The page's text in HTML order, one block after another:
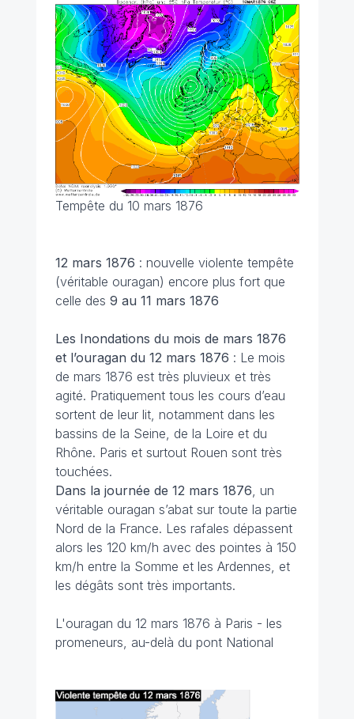
Tempête du 10 mars 1876
12 mars 1876 : nouvelle violente tempête
(véritable ouragan) encore plus fort que
celle des 9 au 11 mars 1876
Les Inondations du mois de mars 1876
et l’ouragan du 12 mars 1876 : Le mois
de mars 1876 est très pluvieux et très
agité. Pratiquement tous les cours d’eau
sortent de leur lit, notamment dans les
bassins de la Seine, de la Loire et du
Rhône. Paris et surtout Rouen sont très
touchées.
Dans la journée de 12 mars 1876, un
véritable ouragan s’abat sur toute la partie
Nord de la France. Les rafales dépassent
alors les 120 km/h avec des pointes à 150
km/h entre la Somme et les Ardennes, et
les dégâts sont très importants.
L'ouragan du 12 mars 1876 à Paris - les
promeneurs, au-delà du pont National